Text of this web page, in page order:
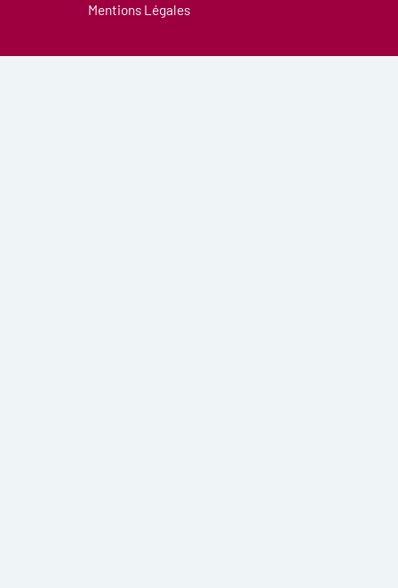
Mentions Légales